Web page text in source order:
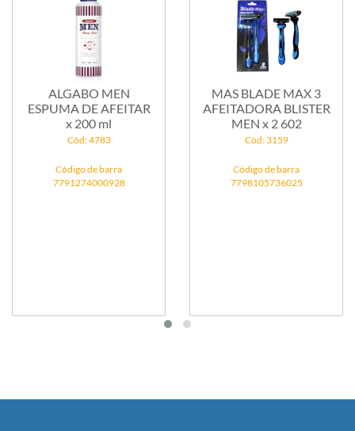
ALGABO MEN
ESPUMA DE AFEITAR
x 200 ml
Cód: 4783
Código de barra
7791274000928
MAS BLADE MAX 3
AFEITADORA BLISTER
MEN x 2 602
Cód: 3159
Código de barra
7798105736025